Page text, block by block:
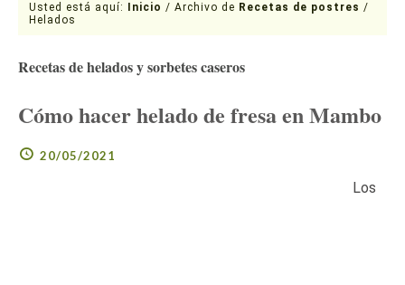
Usted está aquí: Inicio / Archivo de Recetas de postres /
Helados
Recetas de helados y sorbetes caseros
Cómo hacer helado de fresa en Mambo
20/05/2021
Los